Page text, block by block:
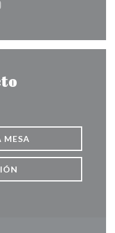
((abre en una nueva
((abre en una
MESA